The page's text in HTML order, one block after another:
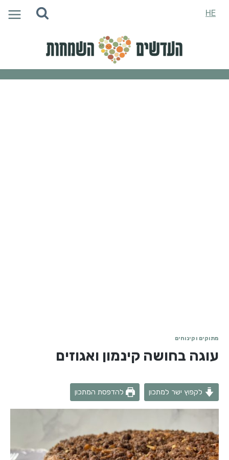
HE
מתוקים וקינוחים
עוגה בחושה קינמון ואגוזים
לקפוץ ישר למתכון להדפסת המתכון